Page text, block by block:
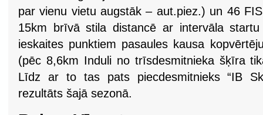
par vienu vietu augstāk – aut.piez.) un 46
15km brīvā stila distancē ar intervāla
ieskaites punktiem pasaules kausa
(pēc 8,6km Induli no trīsdesmitnieka šķīra
Līdz ar to tas pats piecdesmitnieks “IB
rezultāts šajā sezonā.